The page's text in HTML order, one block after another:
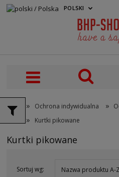
» Ochrona indywidualna »
» Kurtki pikowane
POLSKI
Kurtki pikowane
Sortuj wg: Nazwa produktu A-Z